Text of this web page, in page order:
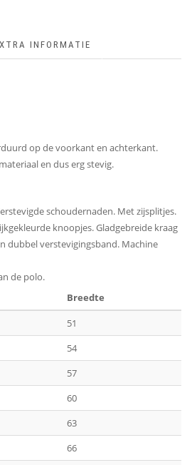
INFORMATIE
op de voorkant en achterkant.
en dus erg stevig.
schoudernaden. Met zijsplitjes.
knoopjes. Gladgebreide kraag
dubbel verstevigingsband. Machine
de polo.
Breedte
51
54
57
60
63
66